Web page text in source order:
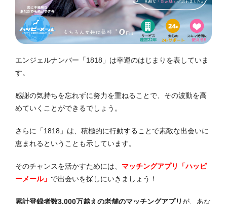
エンジェルナンバー「1818」は幸運のはじまりを表していま
す。
感謝の気持ちを忘れずに努力を重ねることで、その波動を高
めていくことができるでしょう。
さらに「1818」は、積極的に行動することで素敵な出会いに
恵まれるということも示しています。
そのチャンスを活かすためには、 マッチングアプリ「ハッピ
ーメール」 で出会いを探しにいきましょう！
累計登録者数3,000万越えの老舗のマッチングアプリが、あな